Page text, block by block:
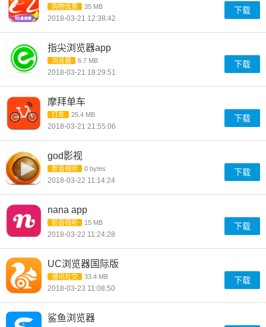
购物优惠 35 MB
2018-03-21 12:38:42
下载
指尖浏览器app
浏览器 6.7 MB
2018-03-21 18:29:51
下载
摩拜单车
打车 25.4 MB
2018-03-21 21:55:06
下载
god影视
影音视听 0 bytes
2018-03-22 11:14:24
下载
nana app
影音视听 15 MB
2018-03-22 11:24:28
下载
UC浏览器国际版
通讯社交 33.4 MB
2018-03-23 11:08:50
下载
鲨鱼浏览器